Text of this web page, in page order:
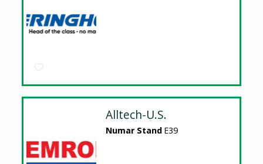
Alltech-U.S.
Numar Stand E39